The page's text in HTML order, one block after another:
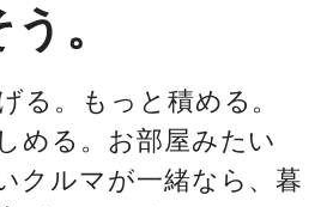
。
る。もっと積める。
める。お部屋みたい
クルマが一緒なら、暮